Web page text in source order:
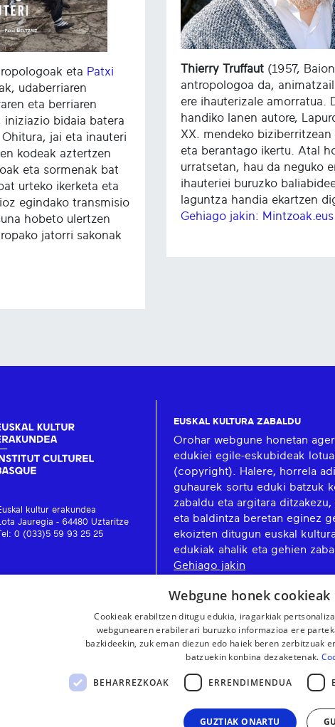
eta Patxi
udaberriaren
eta berriaren
iniziazio bidaia batera
jai eta inauteri
kodeak aztertzen
eta sormenak bat
urteko ikerketa eta
egindako transmisio
hobeto ulertzen
jatorri sakonak
Thierry Truffaut(1957,
antropologoa da,
ere ihauterizale amorratua.
handiko lanen autore,
XX. mendeko
eta berantago ikertu. Atal
urratsetan, hau da neguko
ihauteriei buruzko
laguntza handia ekartzen
Gehiago jakin: Mintzoak.eus
kultur erakundea
Jauregia - 64480 Uztaritze
Tel: 0 (033)5 59 93 25 25
EUSKAL KULTURA ZABALDU
Orohar webgune honetan
edukiei egile-eskubideak
(copyright). Halere, horrela
guhaurek sortu eduki batzuk
zabaldu eta argitara
eta baldintza beretan eginez
ekoizten ditugun euskal
edukiak ahalik eta gehien
Gehiago jakin
Webgune honek
Cookieak erabiltzen ditugu edukia, iragarkiak
webgunearen erabilerari buruzko informazioa ere
bazkideekin, zuk eman diezun edo haiek beren zerbitzuak
batzuekin konbina dezaketenak.
BEHARREZKOAK ERRENDIMENDUA
GUZTIAK ONARTU